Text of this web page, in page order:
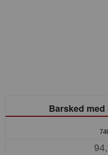
Barsked